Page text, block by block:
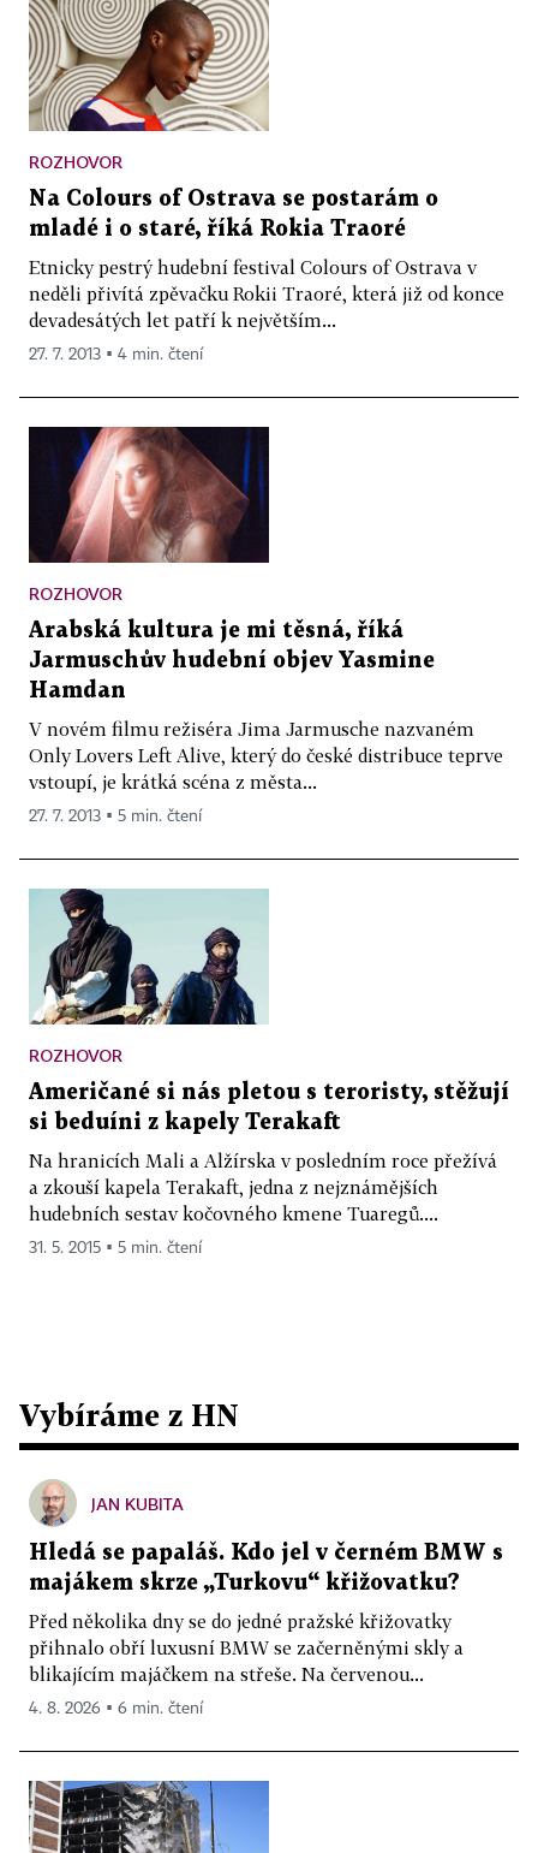
ROZHOVOR
Na Colours of Ostrava se postarám o
mladé i o staré, říká Rokia Traoré
Etnicky pestrý hudební festival Colours of Ostrava v
neděli přivítá zpěvačku Rokii Traoré, která již od konce
devadesátých let patří k největším...
27. 7. 2013 ▪ 4 min. čtení
ROZHOVOR
Arabská kultura je mi těsná, říká
Jarmuschův hudební objev Yasmine
Hamdan
V novém filmu režiséra Jima Jarmusche nazvaném
Only Lovers Left Alive, který do české distribuce teprve
vstoupí, je krátká scéna z města...
27. 7. 2013 ▪ 5 min. čtení
ROZHOVOR
Američané si nás pletou s teroristy, stěžují
si beduíni z kapely Terakaft
Na hranicích Mali a Alžírska v posledním roce přežívá
a zkouší kapela Terakaft, jedna z nejznámějších
hudebních sestav kočovného kmene Tuaregů....
31. 5. 2015 ▪ 5 min. čtení
Vybíráme z HN
JAN KUBITA
Hledá se papaláš. Kdo jel v černém BMW s
majákem skrze „Turkovu“ křižovatku?
Před několika dny se do jedné pražské křižovatky
přihnalo obří luxusní BMW se začerněnými skly a
blikajícím majáčkem na střeše. Na červenou...
4. 8. 2026 ▪ 6 min. čtení